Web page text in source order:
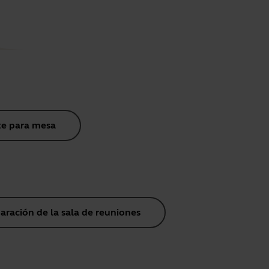
para mesa
de la sala de reuniones